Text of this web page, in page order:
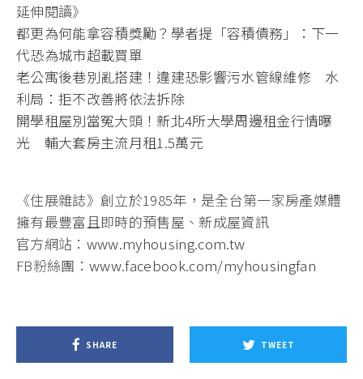
延伸閱讀》
都更為何能拿容積獎勵？學者提「容積債務」：下一
代恐為城市超載買單
老公寓後巷別亂搭建！違建恐影響污水管線維修 水
利局：拒不改善將依法拆除
開學租屋別當冤大頭！新北4所大學周邊租金行情曝
光 輔大套房主流月租1.5萬元
《住展雜誌》創立於1985年，是全台第一家房產媒體
擁有最豐富且即時的預售屋、新成屋資訊
官方網站： www.myhousing.com.tw
FB粉絲團：www.facebook.com/myhousingfan
SHARE TWEET